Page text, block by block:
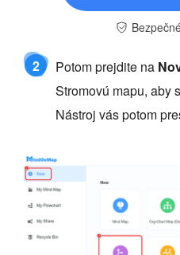
2 Potom prejdite na
Stromovú mapu, aby
Nástroj vás potom